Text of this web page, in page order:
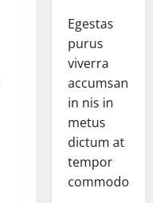
Egestas
purus
viverra
accumsan
in nis in
metus
dictum at
tempor
commodo.